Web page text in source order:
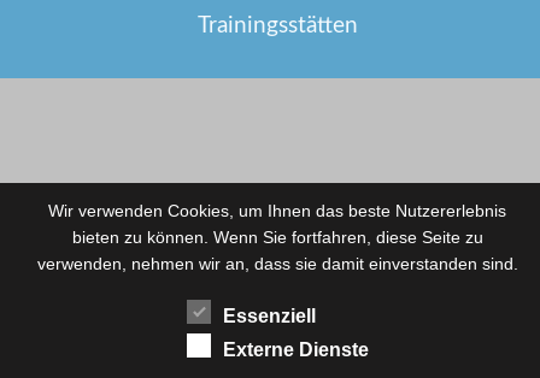
Trainingsstätten
Wir verwenden Cookies, um Ihnen das beste Nutzererlebnis
bieten zu können. Wenn Sie fortfahren, diese Seite zu
verwenden, nehmen wir an, dass sie damit einverstanden sind.
Essenziell
Externe Dienste